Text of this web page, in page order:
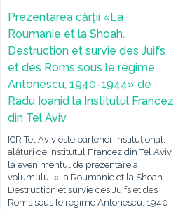
Prezentarea cărţii «La
Roumanie et la Shoah.
Destruction et survie des Juifs
et des Roms sous le régime
Antonescu, 1940-1944» de
Radu Ioanid la Institutul Francez
din Tel Aviv
ICR Tel Aviv este partener instituțional,
alături de Institutul Francez din Tel Aviv,
la evenimentul de prezentare a
volumului «La Roumanie et la Shoah.
Destruction et survie des Juifs et des
Roms sous le régime Antonescu, 1940-